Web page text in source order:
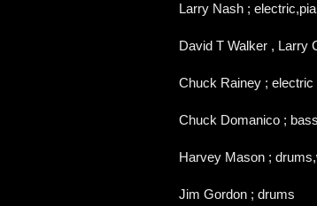
Larry Nash ;
David T Walker , Larry
Chuck Rainey ; electric
Chuck Domanico ; bass
Harvey Mason ;
Jim Gordon ; drums